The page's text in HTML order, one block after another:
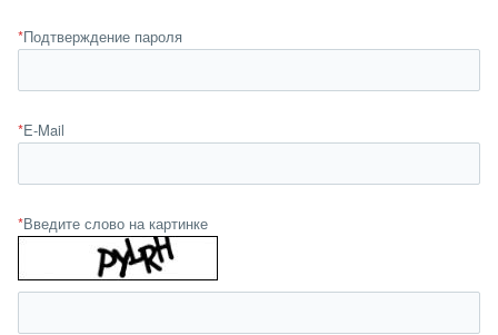
*Подтверждение пароля
*E-Mail
*Введите слово на картинке